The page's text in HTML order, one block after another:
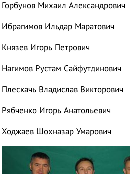
Горбунов Михаил Александрович
Ибрагимов Ильдар Маратович
Князев Игорь Петрович
Нагимов Рустам Сайфутдинович
Плескачь Владислав Викторович
Рябченко Игорь Анатольевич
Ходжаев Шохназар Умарович